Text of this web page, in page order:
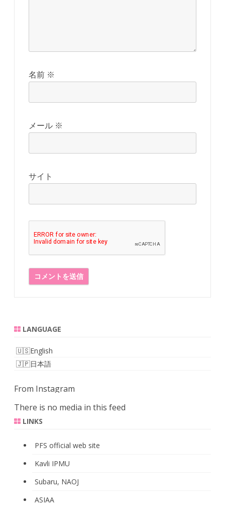
名前 ※
メール ※
サイト
LANGUAGE
English
日本語
From Instagram
There is no media in this feed
LINKS
PFS official web site
Kavli IPMU
Subaru, NAOJ
ASIAA